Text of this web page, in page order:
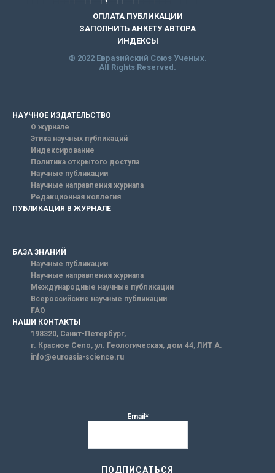
ОПЛАТА ПУБЛИКАЦИИ
ЗАПОЛНИТЬ АНКЕТУ АВТОРА
ИНДЕКСЫ
© 2022 Евразийский Союз Ученых.
All Rights Reserved.
НАУЧНОЕ ИЗДАТЕЛЬСТВО
О журнале
Этика научных публикаций
Индексирование
Политика открытого доступа
Научные публикации
Научные направления журнала
Редакционная коллегия
ПУБЛИКАЦИЯ В ЖУРНАЛЕ
БАЗА ЗНАНИЙ
Научные публикации
Научные направления журнала
Международные научные публикации
Всероссийские научные публикации
FAQ
НАШИ КОНТАКТЫ
198320, Санкт-Петербург,
г. Красное Село, ул. Геологическая, дом 44, ЛИТ А.
info@euroasia-science.ru
Email*